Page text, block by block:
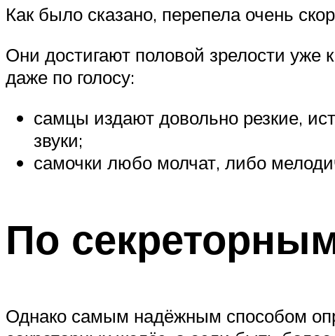
Как было сказано, перепела очень
Они достигают половой зрелости уже
даже по голосу:
самцы издают довольно резкие,
звуки;
самочки любо молчат, либо
По
Однако самым надёжным способом